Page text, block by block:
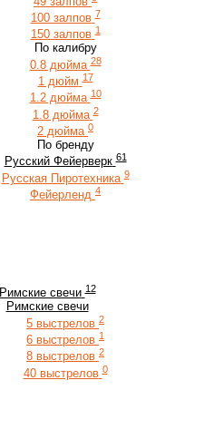
100 залпов 7
150 залпов 1
По калибру
0.8 дюйма 28
1 дюйм 17
1.2 дюйма 10
1.8 дюйма 2
2 дюйма 0
По бренду
Русский Фейерверк 61
Русская Пиротехника 9
Фейерленд 4
Римские свечи 12
Римские свечи
5 выстрелов 2
6 выстрелов 1
8 выстрелов 2
40 выстрелов 0